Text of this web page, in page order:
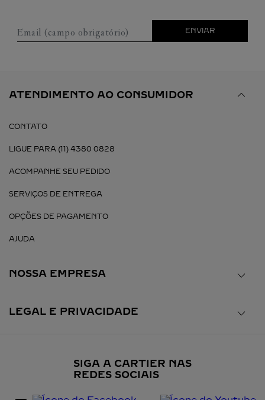
Email (campo obrigatório) ENVIAR
ATENDIMENTO AO CONSUMIDOR
CONTATO
LIGUE PARA (11) 4380 0828
ACOMPANHE SEU PEDIDO
SERVIÇOS DE ENTREGA
OPÇÕES DE PAGAMENTO
AJUDA
NOSSA EMPRESA
LEGAL E PRIVACIDADE
SIGA A CARTIER NAS
REDES SOCIAIS